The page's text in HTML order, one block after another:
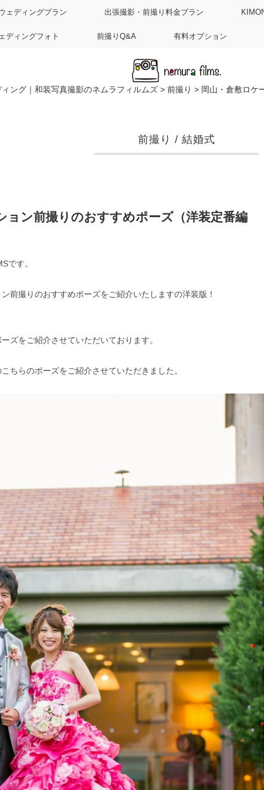
ェディングプラン 出張撮影・前撮り料金プラン
ディングフォト 前撮りQ&A 有料オプション
ング｜和装写真撮影のネムラフィルムズ > 前撮り > 岡山・倉敷ロケ
前撮り / 結婚式
ョン前撮りのおすすめポーズ（洋装定番編
です。
前撮りのおすすめポーズをご紹介いたしますの洋装版！
ズをご紹介させていただいております。
ちらのポーズをご紹介させていただきました。